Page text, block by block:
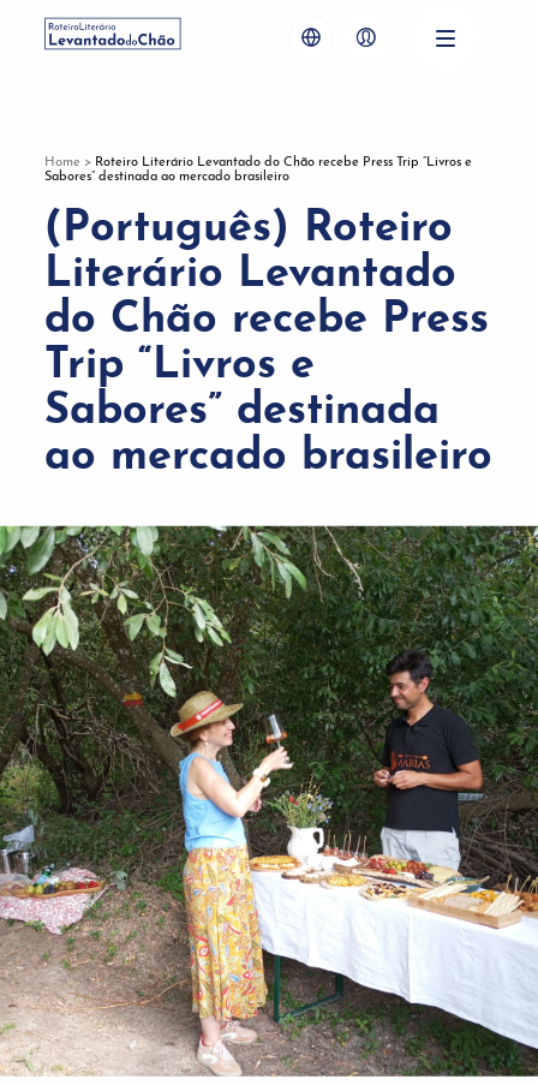
Home > Roteiro Literário Levantado do Chão recebe Press Trip “Livros e
Sabores” destinada ao mercado brasileiro
(Português) Roteiro
Literário Levantado
do Chão recebe Press
Trip “Livros e
Sabores” destinada
ao mercado brasileiro